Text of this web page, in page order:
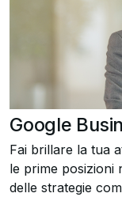
Google
Fai brillare la tua
le prime posizioni
delle strategie